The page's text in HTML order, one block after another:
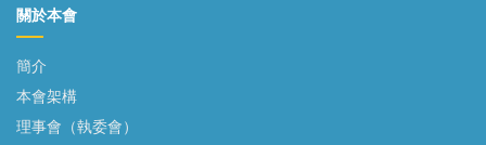
關於本會
簡介
本會架構
理事會（執委會）